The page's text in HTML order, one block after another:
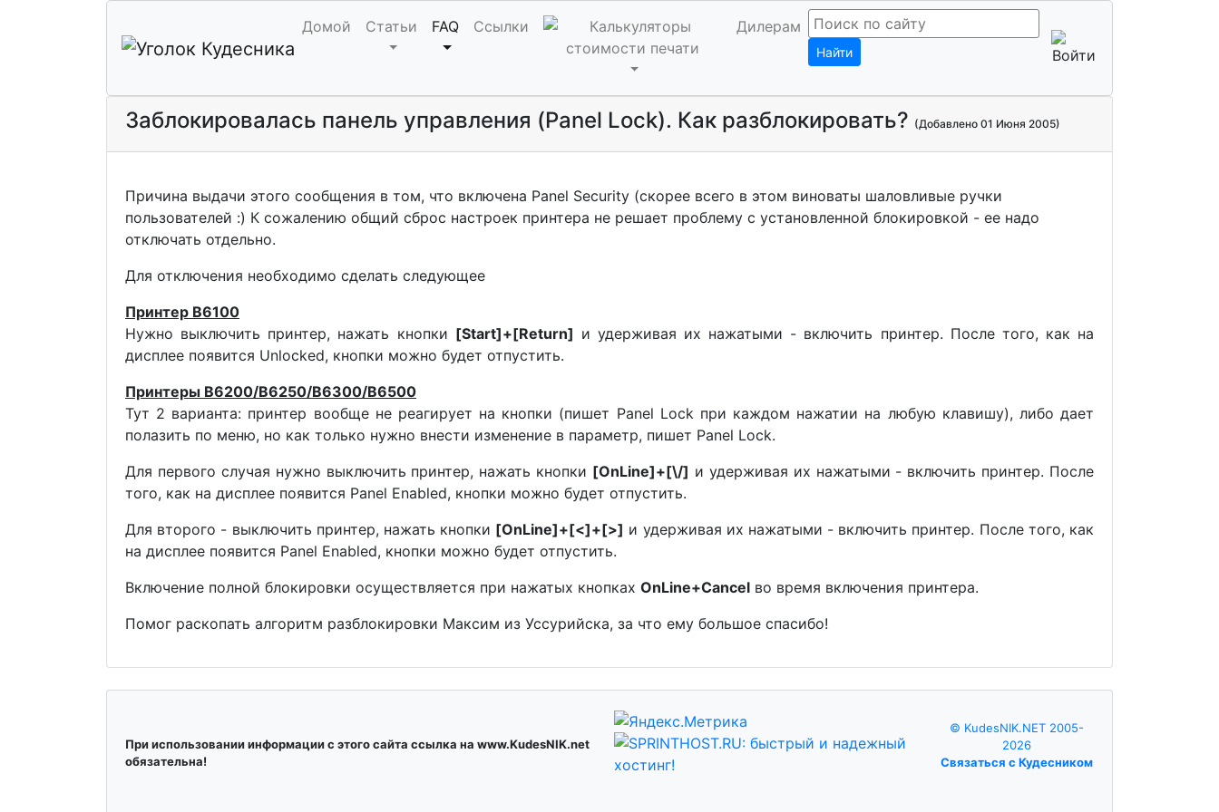
Домой Статьи FAQ Ссылки Дилерам
Найти
Заблокировалась панель управления (Panel Lock). Как разблокировать? (Добавлено 01 Июня 2005)
Причина выдачи этого сообщения в том, что включена Panel Security (скорее всего в этом виноваты шаловливые ручки
пользователей :) К сожалению общий сброс настроек принтера не решает проблему с установленной блокировкой - ее надо
отключать отдельно.
Для отключения необходимо сделать следующее
Принтер В6100
Нужно выключить принтер, нажать кнопки [Start]+[Return] и удерживая их нажатыми - включить принтер. После того, как на
дисплее появится Unlocked, кнопки можно будет отпустить.
Принтеры В6200/B6250/B6300/B6500
Тут 2 варианта: принтер вообще не реагирует на кнопки (пишет Panel Lock при каждом нажатии на любую клавишу), либо дает
полазить по меню, но как только нужно внести изменение в параметр, пишет Panel Lock.
Для первого случая нужно выключить принтер, нажать кнопки [OnLine]+[\/] и удерживая их нажатыми - включить принтер. После
того, как на дисплее появится Panel Enabled, кнопки можно будет отпустить.
Для второго - выключить принтер, нажать кнопки [OnLine]+[<]+[>] и удерживая их нажатыми - включить принтер. После того, как
на дисплее появится Panel Enabled, кнопки можно будет отпустить.
Включение полной блокировки осуществляется при нажатых кнопках OnLine+Cancel во время включения принтера.
Помог раскопать алгоритм разблокировки Максим из Уссурийска, за что ему большое спасибо!
При использовании информации с этого сайта ссылка на www.KudesNIK.net
обязательна!
© KudesNIK.NET 2005-
2026
Связаться с Кудесником